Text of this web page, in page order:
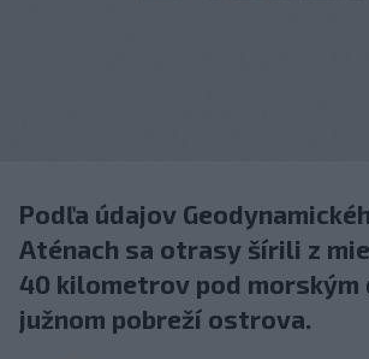
Podľa údajov
Aténach sa otrasy šírili z
40 kilometrov pod morským
južnom pobreží ostrova.